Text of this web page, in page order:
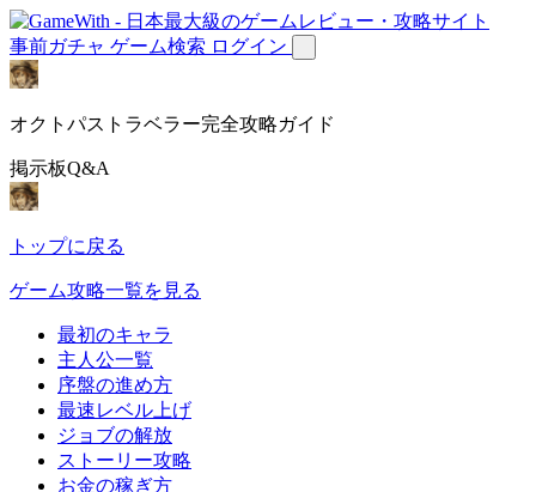
事前ガチャ ゲーム検索 ログイン
オクトパストラベラー完全攻略ガイド
掲示板Q&A
トップに戻る
ゲーム攻略一覧を見る
最初のキャラ
主人公一覧
序盤の進め方
最速レベル上げ
ジョブの解放
ストーリー攻略
お金の稼ぎ方